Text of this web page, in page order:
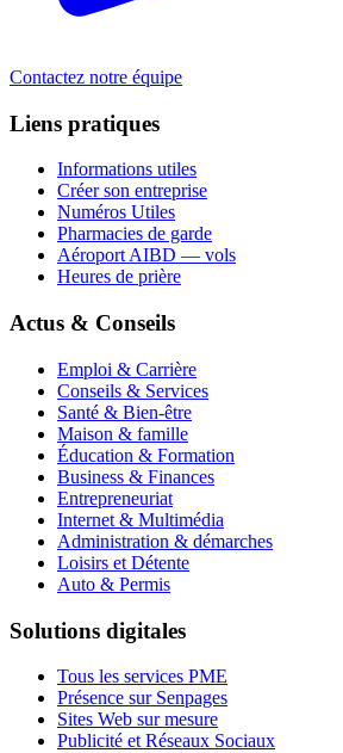
Contactez notre équipe
Liens pratiques
Informations utiles
Créer son entreprise
Numéros Utiles
Pharmacies de garde
Aéroport AIBD — vols
Heures de prière
Actus & Conseils
Emploi & Carrière
Conseils & Services
Santé & Bien-être
Maison & famille
Éducation & Formation
Business & Finances
Entrepreneuriat
Internet & Multimédia
Administration & démarches
Loisirs et Détente
Auto & Permis
Solutions digitales
Tous les services PME
Présence sur Senpages
Sites Web sur mesure
Publicité et Réseaux Sociaux